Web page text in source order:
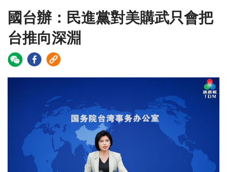
國台辦：民進黨對美購武只會把
台推向深淵